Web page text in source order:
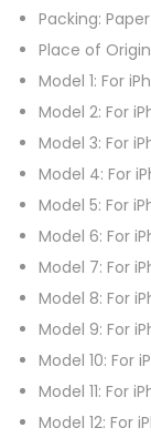
1
3
P
r
o
M
a
x
L
C
D
3
D
é
Packing:
Place of
Model 1: For
Model 2: For
Model 3: For
Model 4: For
Model 5: For
Model 6: For
Model 7: For
Model 8: For
Model 9: For
Model 10: For
Model 11: For
Model 12: For